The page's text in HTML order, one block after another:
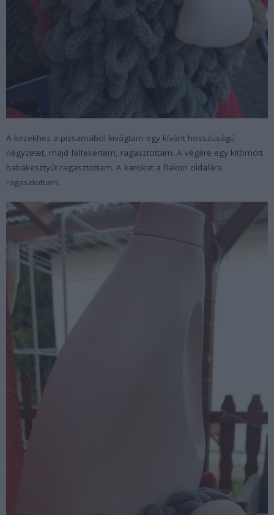
A kezekhez a pizsamából kivágtam egy kívánt hosszúságú
négyzetet, majd feltekertem, ragasztottam. A végére egy kitömött
babakesztyűt ragasztottam. A karokat a flakon oldalára
ragasztottam.